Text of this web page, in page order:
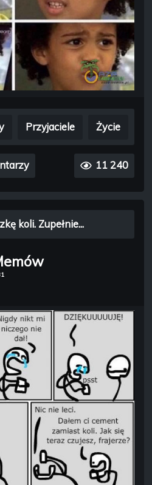
Przyjaciele Życie
11 240
koli. Zupełnie...